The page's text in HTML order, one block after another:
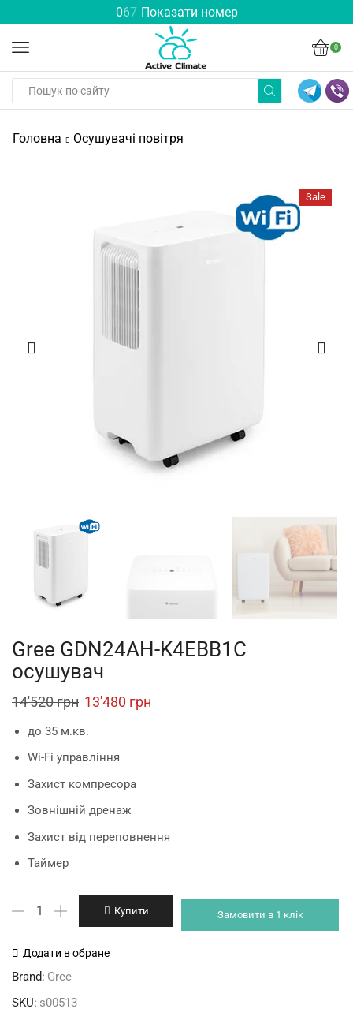
067 Показати номер
0
Головна Осушувачі повітря
Sale
Gree GDN24AH-K4EBB1C
осушувач
14'520грн Original
13'480 грн
до 35 м.кв.
Wi-Fi управління
Захист компресора
Зовнішній дренаж
Захист від переповнення
Таймер
K4EBB1C
Купити Замовити в 1 клік
Додати в обране
Brand: Gree
SKU: s00513